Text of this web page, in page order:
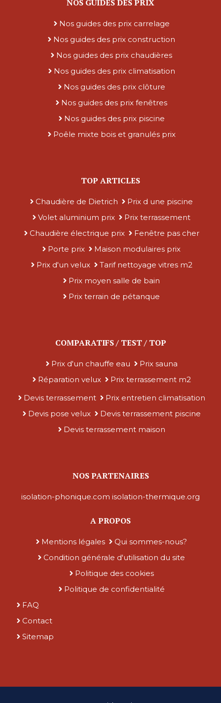
NOS GUIDES DES PRIX
Nos guides des prix carrelage
Nos guides des prix construction
Nos guides des prix chaudières
Nos guides des prix climatisation
Nos guides des prix clôture
Nos guides des prix fenêtres
Nos guides des prix piscine
Poêle mixte bois et granulés prix
TOP ARTICLES
Chaudière de Dietrich
Prix d une piscine
Volet aluminium prix
Prix terrassement
Chaudière électrique prix
Fenêtre pas cher
Porte prix
Maison modulaires prix
Prix d'un velux
Tarif nettoyage vitres m2
Prix moyen salle de bain
Prix terrain de pétanque
COMPARATIFS / TEST / TOP
Prix d'un chauffe eau
Prix sauna
Réparation velux
Prix terrassement m2
Devis terrassement
Prix entretien climatisation
Devis pose velux
Devis terrassement piscine
Devis terrassement maison
NOS PARTENAIRES
isolation-phonique.com isolation-thermique.org
A PROPOS
Mentions légales
Qui sommes-nous?
Condition générale d'utilisation du site
Politique des cookies
Politique de confidentialité
FAQ
Contact
Sitemap